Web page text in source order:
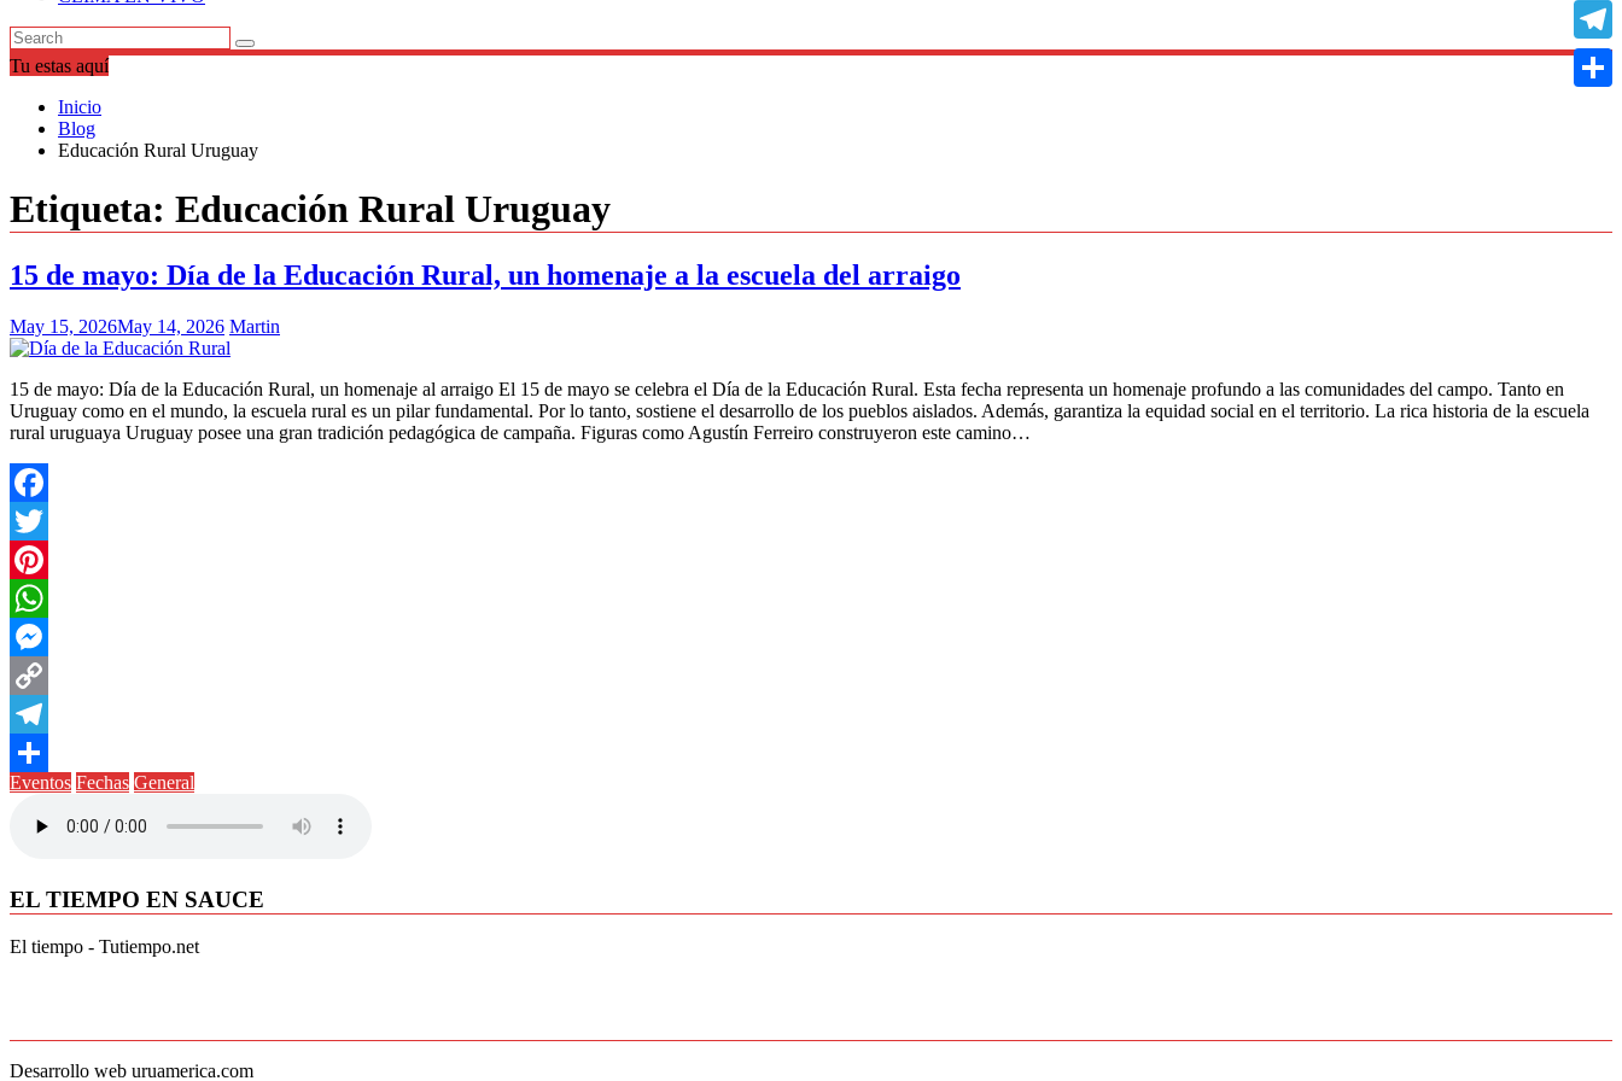
Tu estas aquí
Inicio
Blog
Educación Rural Uruguay
Etiqueta: Educación Rural Uruguay
15 de mayo: Día de la Educación Rural, un homenaje a la escuela del arraigo
May 15, 2026May 14, 2026 Martin
15 de mayo: Día de la Educación Rural, un homenaje al arraigo El 15 de mayo se celebra el Día de la Educación Rural. Esta fecha representa un homenaje profundo a las comunidades del campo. Tanto en
Uruguay como en el mundo, la escuela rural es un pilar fundamental. Por lo tanto, sostiene el desarrollo de los pueblos aislados. Además, garantiza la equidad social en el territorio. La rica historia de la escuela
rural uruguaya Uruguay posee una gran tradición pedagógica de campaña. Figuras como Agustín Ferreiro construyeron este camino…
Facebook
Twitter
Pinterest
WhatsApp
Messenger
Copy
Link
Telegram
Compartir
Eventos Fechas General
EL TIEMPO EN SAUCE
El tiempo - Tutiempo.net
Desarrollo web uruamerica.com
Copy
Link